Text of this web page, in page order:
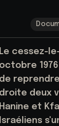
Le cessez-
octobre
de
droite deux
Hanine et
Israéliens